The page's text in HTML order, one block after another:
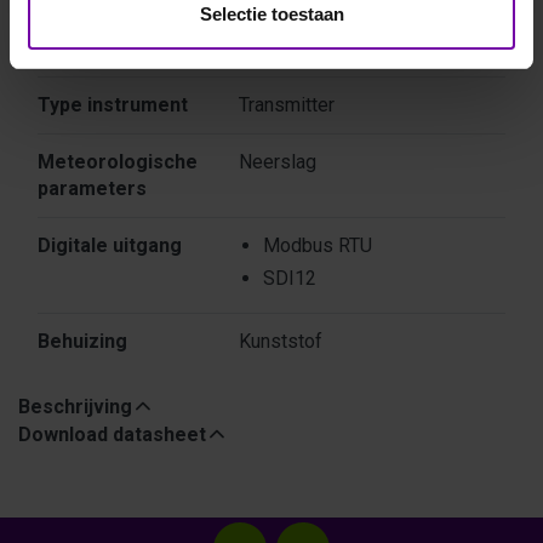
Selectie toestaan
Type instrument Transmitter
Meteorologische
parameters
Neerslag
Digitale uitgang
Modbus RTU
SDI12
Behuizing Kunststof
Beschrijving
Download datasheet